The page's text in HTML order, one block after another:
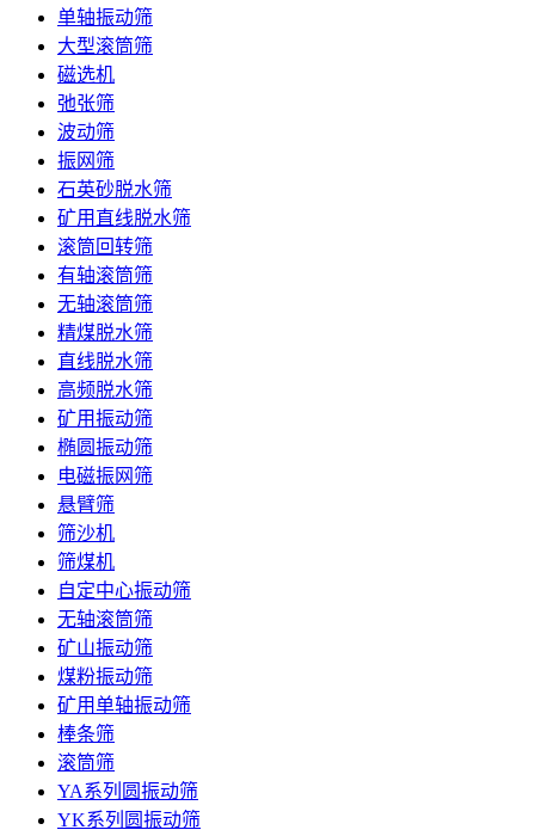
单轴振动筛
大型滚筒筛
磁选机
弛张筛
波动筛
振网筛
石英砂脱水筛
矿用直线脱水筛
滚筒回转筛
有轴滚筒筛
无轴滚筒筛
精煤脱水筛
直线脱水筛
高频脱水筛
矿用振动筛
椭圆振动筛
电磁振网筛
悬臂筛
筛沙机
筛煤机
自定中心振动筛
无轴滚筒筛
矿山振动筛
煤粉振动筛
矿用单轴振动筛
棒条筛
滚筒筛
YA系列圆振动筛
YK系列圆振动筛